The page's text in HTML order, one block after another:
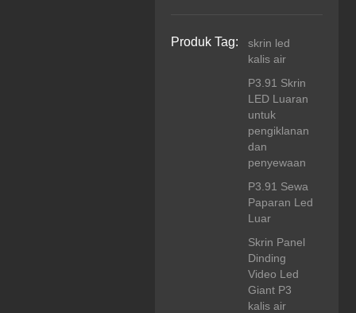
Produk Tag:
skrin led
kalis air
P3.91 Skrin
LED Luaran
untuk
pengiklanan
dan
penyewaan
P3.91 Sewa
Paparan Led
Luar
Skrin Panel
Dinding
Video Led
Giant P3
kalis air